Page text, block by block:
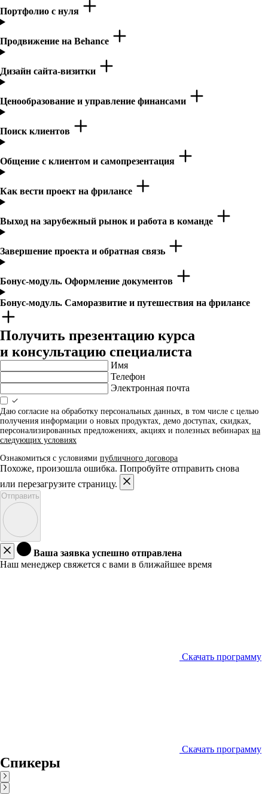
Портфолио с нуля
Продвижение на Behance
Дизайн сайта-визитки
Ценообразование и управление финансами
Поиск клиентов
Общение с клиентом и самопрезентация
Как вести проект на фрилансе
Выход на зарубежный рынок и работа в команде
Завершение проекта и обратная связь
Бонус-модуль. Оформление документов
Бонус-модуль. Саморазвитие и путешествия на фрилансе
Получить презентацию курса
и консультацию специалиста
Имя
Телефон
Электронная почта
Даю согласие на обработку персональных данных, в том числе с целью
получения информации о новых продуктах, демо доступах, скидках,
персонализированных предложениях, акциях и полезных вебинарах на
следующих условиях
Ознакомиться с условиями публичного договора
Похоже, произошла ошибка. Попробуйте отправить снова
или перезагрузите страницу.
Отправить
Ваша заявка успешно отправлена
Наш менеджер свяжется с вами в ближайшее время
Скачать программу
Скачать программу
Спикеры